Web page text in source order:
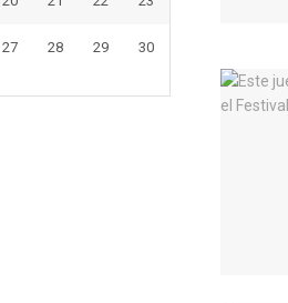
27 28 29 30